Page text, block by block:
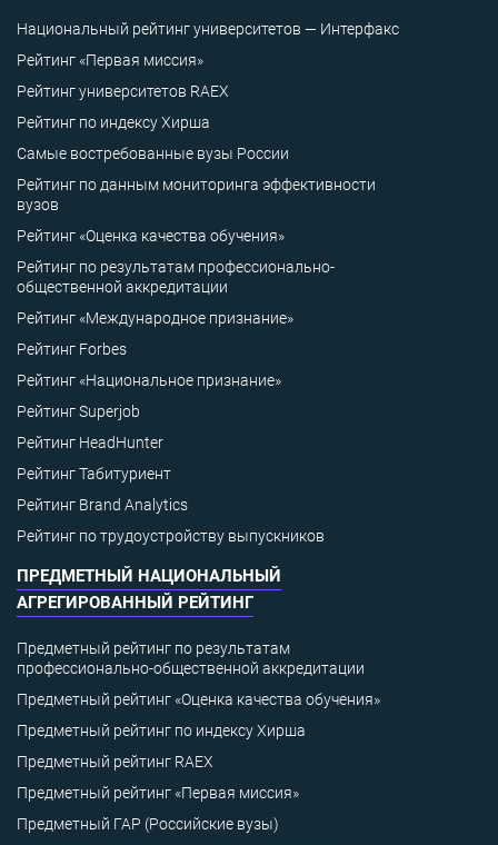
Национальный рейтинг университетов — Интерфакс
Рейтинг «Первая миссия»
Рейтинг университетов RAEX
Рейтинг по индексу Хирша
Самые востребованные вузы России
Рейтинг по данным мониторинга эффективности
вузов
Рейтинг «Оценка качества обучения»
Рейтинг по результатам профессионально-
общественной аккредитации
Рейтинг «Международное признание»
Рейтинг Forbes
Рейтинг «Национальное признание»
Рейтинг Superjob
Рейтинг HeadHunter
Рейтинг Табитуриент
Рейтинг Brand Analytics
Рейтинг по трудоустройству выпускников
ПРЕДМЕТНЫЙ НАЦИОНАЛЬНЫЙ
АГРЕГИРОВАННЫЙ РЕЙТИНГ
Предметный рейтинг по результатам
профессионально-общественной аккредитации
Предметный рейтинг «Оценка качества обучения»
Предметный рейтинг по индексу Хирша
Предметный рейтинг RAEX
Предметный рейтинг «Первая миссия»
Предметный ГАР (Российские вузы)